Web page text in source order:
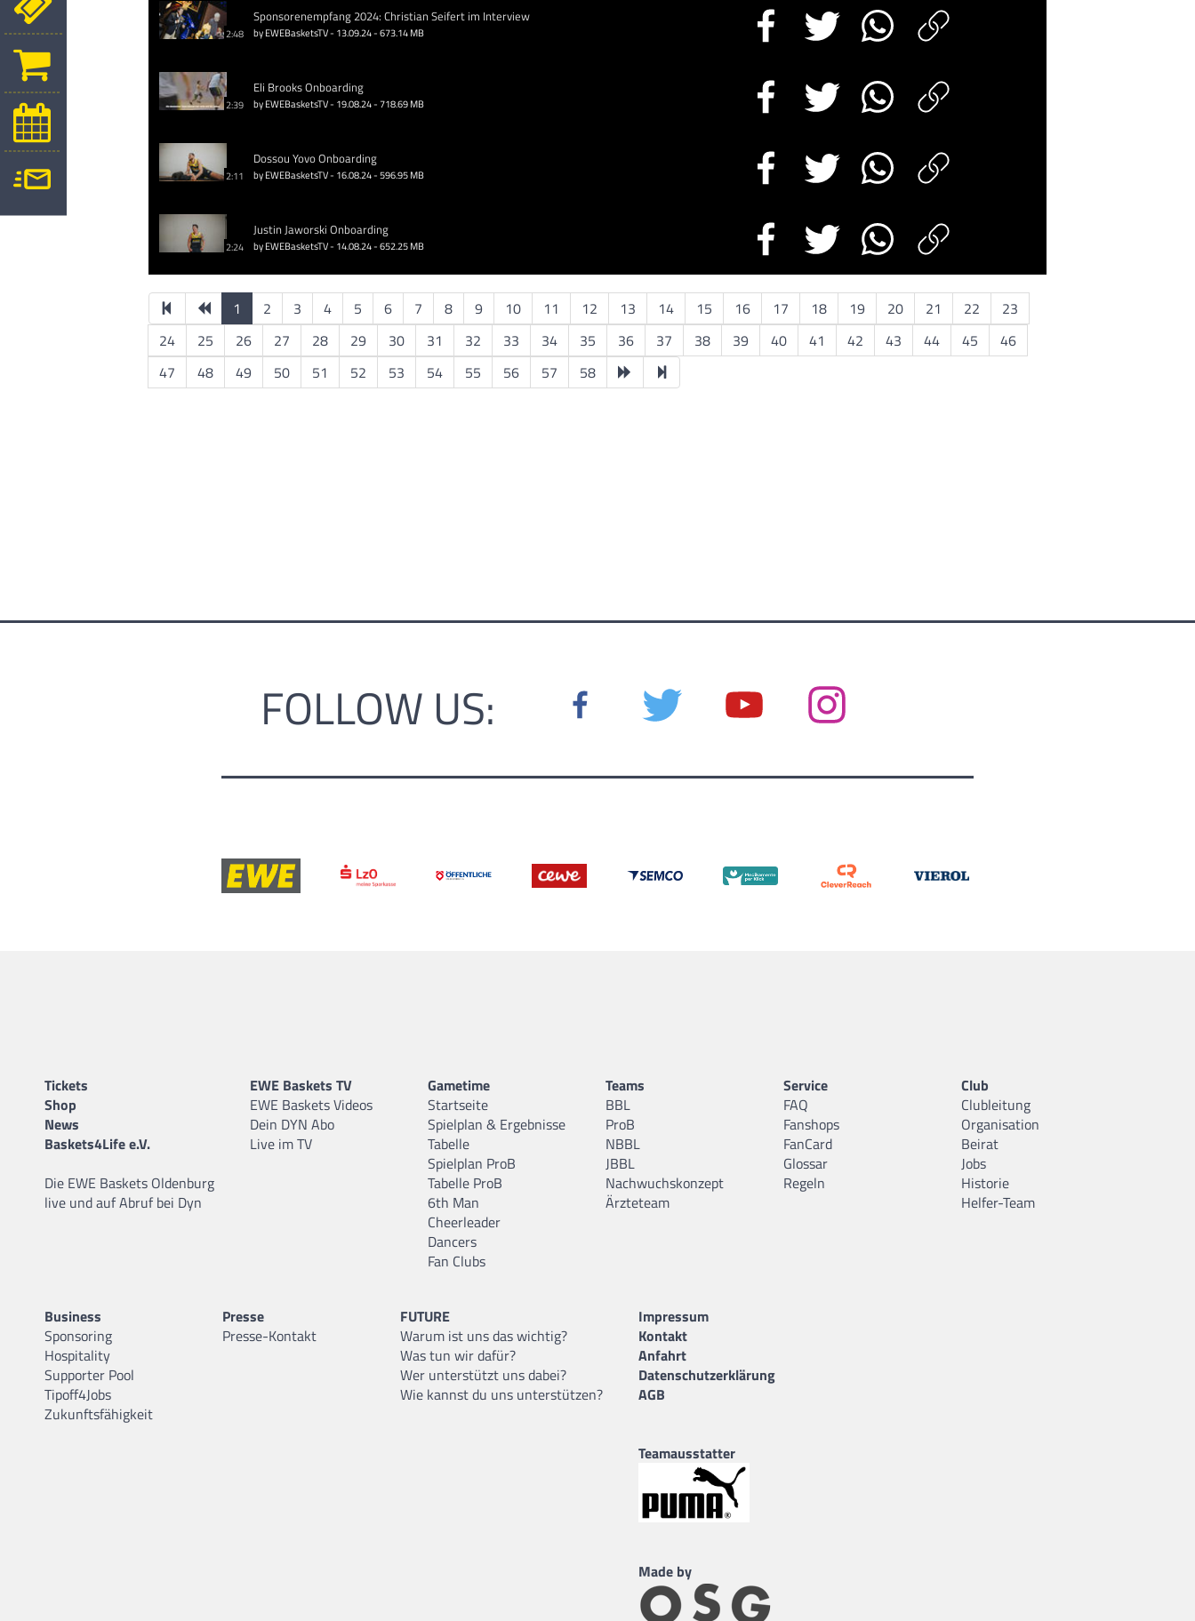
2:48
Sponsorenempfang 2024: Christian Seifert im Interview
by EWEBasketsTV - 13.09.24 - 673.14 MB
2:39
Eli Brooks Onboarding
by EWEBasketsTV - 19.08.24 - 718.69 MB
2:11
Dossou Yovo Onboarding
by EWEBasketsTV - 16.08.24 - 596.95 MB
2:24
Justin Jaworski Onboarding
by EWEBasketsTV - 14.08.24 - 652.25 MB
1 2 3 4 5 6 7 8 9 10 11 12 13 14 15 16 17 18 19 20 21 22
23
24
25 26 27 28 29 30 31 32 33 34 35 36 37 38 39 40 41 42 43 44 45
46
47
48 49 50 51 52 53 54 55 56 57 58
FOLLOW US:
Tickets
Shop
News
Baskets4Life e.V.
Die EWE Baskets Oldenburg
live und auf Abruf bei Dyn
EWE Baskets TV
EWE Baskets Videos
Dein DYN Abo
Live im TV
Gametime
Startseite
Spielplan & Ergebnisse
Tabelle
Spielplan ProB
Tabelle ProB
6th Man
Cheerleader
Dancers
Fan Clubs
Teams
BBL
ProB
NBBL
JBBL
Nachwuchskonzept
Ärzteteam
Service
FAQ
Fanshops
FanCard
Glossar
Regeln
Club
Clubleitung
Organisation
Beirat
Jobs
Historie
Helfer-Team
Business
Sponsoring
Hospitality
Supporter Pool
Tipoff4Jobs
Zukunftsfähigkeit
Presse
Presse-Kontakt
FUTURE
Warum ist uns das wichtig?
Was tun wir dafür?
Wer unterstützt uns dabei?
Wie kannst du uns unterstützen?
Impressum
Kontakt
Anfahrt
Datenschutzerklärung
AGB
Teamausstatter
Made by